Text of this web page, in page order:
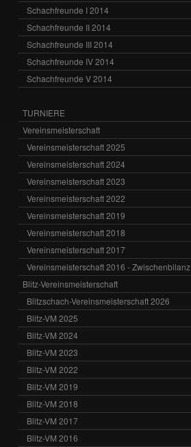
Schachfreunde I 2014
Schachfreunde II 2014
Schachfreunde III 2014
Schachfreunde IV 2014
Schachfreunde V 2014
TURNIERE
Vereinsmeisterschaft
Vereinsmeisterschaft 2025
Vereinsmeisterschaft 2024
Vereinsmeisterschaft 2023
Vereinsmeisterschaft 2022
Vereinsmeisterschaft 2019
Vereinsmeisterschaft 2018
Vereinsmeisterschaft 2017
Vereinsmeisterschaft 2016 - Zwischenbilanz
Blitz-Vereinsmeisterschaft
Blitzschach-Vereinsmeisterschaft 2026
Blitz-VM 2025
Blitz-VM 2024
Blitz-VM 2023
Blitz-VM 2022
Blitz-VM 2019
Blitz-VM 2018
Blitz-VM 2017
Blitz-VM 2016